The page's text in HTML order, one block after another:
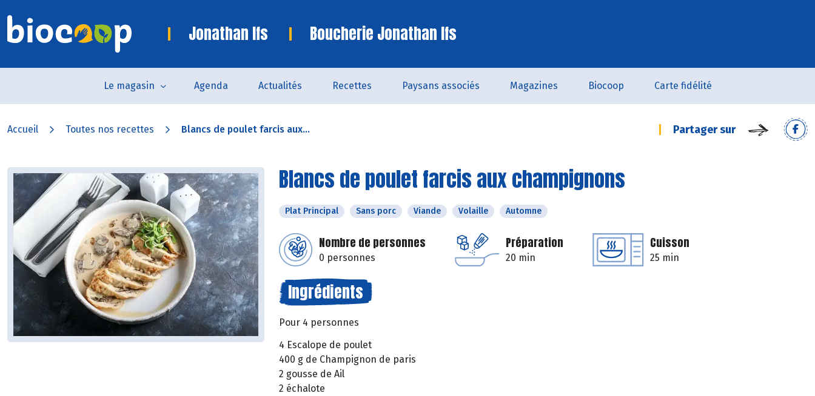
Jonathan Ifs Boucherie Jonathan Ifs
Le magasin Agenda Actualités Recettes Paysans associés Magazines Biocoop Carte fidélité
Accueil Toutes nos recettes Blancs de poulet farcis aux... Partager sur
Blancs de poulet farcis aux champignons
Plat Principal Sans porc Viande Volaille Automne
Nombre de personnes
0 personnes
Préparation
20 min
Cuisson
25 min
Ingrédients
Pour 4 personnes
4 Escalope de poulet
400 g de Champignon de paris
2 gousse de Ail
2 échalote